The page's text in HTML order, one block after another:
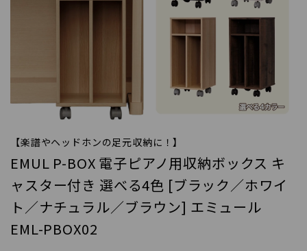
【楽譜やヘッドホンの足元収納に！】
EMUL P-BOX 電子ピアノ用収納ボックス キ
ャスター付き 選べる4色 [ブラック／ホワイ
ト／ナチュラル／ブラウン] エミュール
EML-PBOX02